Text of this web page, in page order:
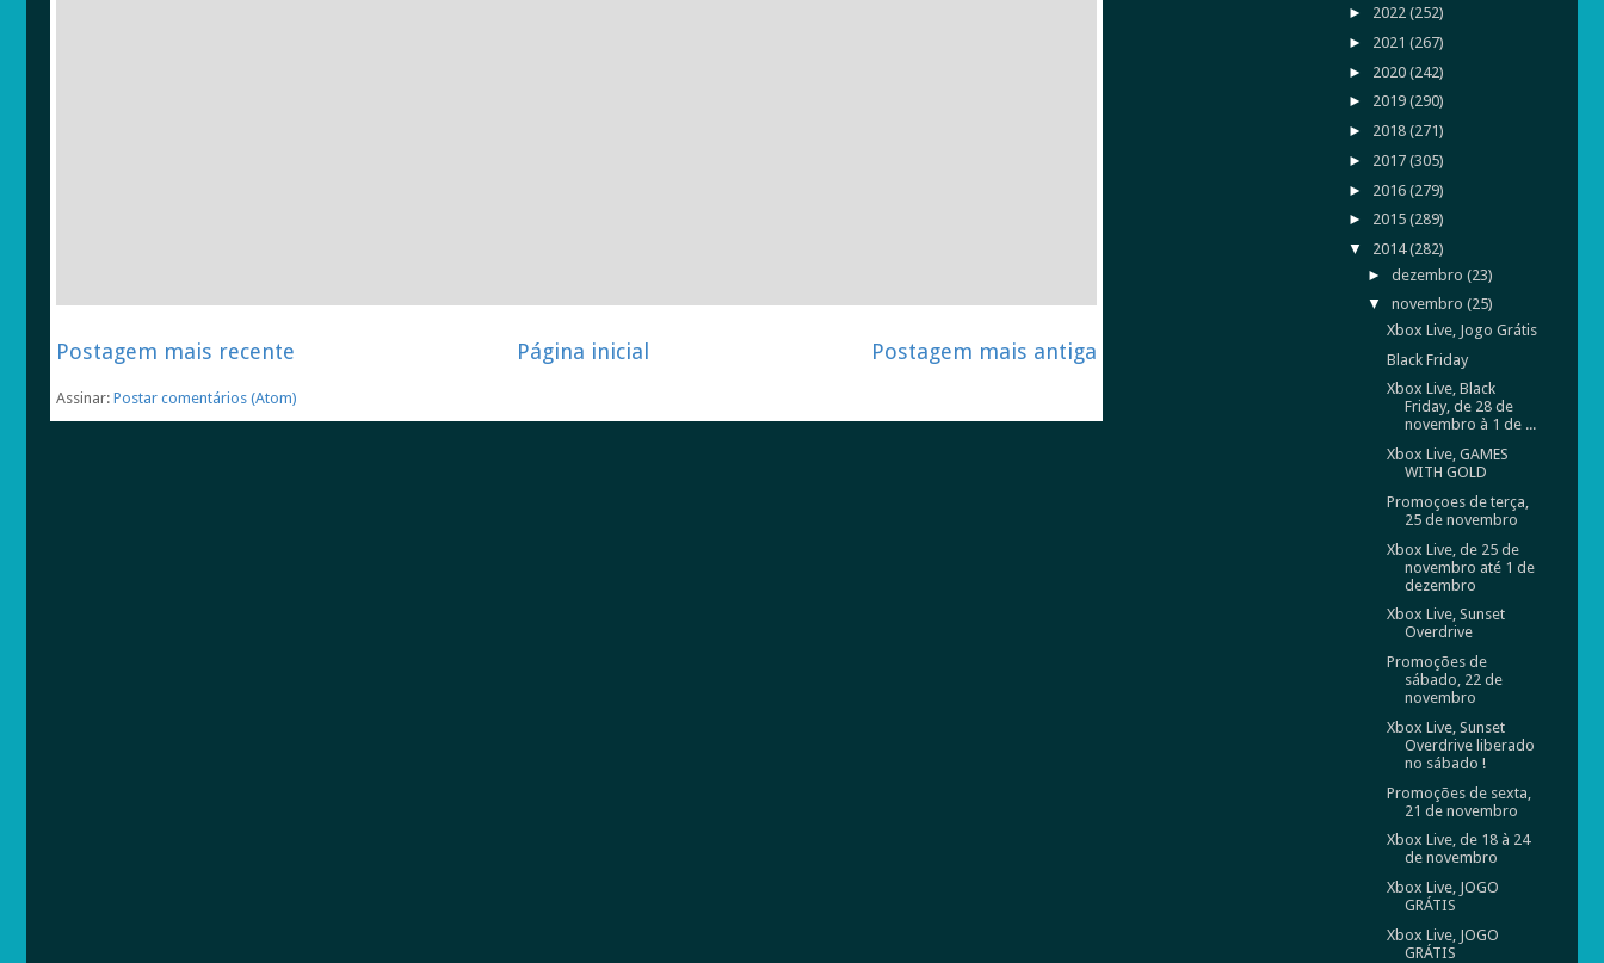
Postagem mais recente Postagem mais antiga
Página inicial
Assinar: Postar comentários (Atom)
► 2022(252)
► 2021(267)
► 2020(242)
► 2019(290)
► 2018(271)
► 2017(305)
► 2016(279)
► 2015(289)
▼ 2014(282)
► dezembro (23)
▼ novembro (25)
Xbox Live, Jogo Grátis
Black Friday
Xbox Live, Black
Friday, de 28 de
novembro à 1 de ...
Xbox Live, GAMES
WITH GOLD
Promoçoes de terça,
25 de novembro
Xbox Live, de 25 de
novembro até 1 de
dezembro
Xbox Live, Sunset
Overdrive
Promoções de
sábado, 22 de
novembro
Xbox Live, Sunset
Overdrive liberado
no sábado !
Promoções de sexta,
21 de novembro
Xbox Live, de 18 à 24
de novembro
Xbox Live, JOGO
GRÁTIS
Xbox Live, JOGO
GRÁTIS